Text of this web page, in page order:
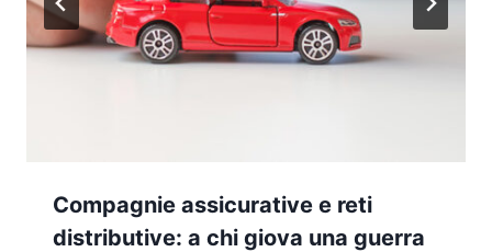
Compagnie assicurative e reti
distributive: a chi giova una guerra